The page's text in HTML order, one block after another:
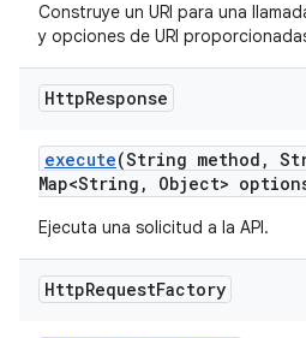
Construye un URI para una
y opciones de URI
HttpResponse
execute(String method ,
Map<String , Object>
Ejecuta una solicitud a la API.
HttpRequestFactory